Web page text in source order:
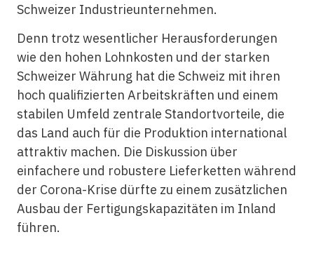
Schweizer Industrieunternehmen.
Denn trotz wesentlicher Herausforderungen
wie den hohen Lohnkosten und der starken
Schweizer Währung hat die Schweiz mit ihren
hoch qualifizierten Arbeitskräften und einem
stabilen Umfeld zentrale Standortvorteile, die
das Land auch für die Produktion international
attraktiv machen. Die Diskussion über
einfachere und robustere Lieferketten während
der Corona-Krise dürfte zu einem zusätzlichen
Ausbau der Fertigungskapazitäten im Inland
führen.